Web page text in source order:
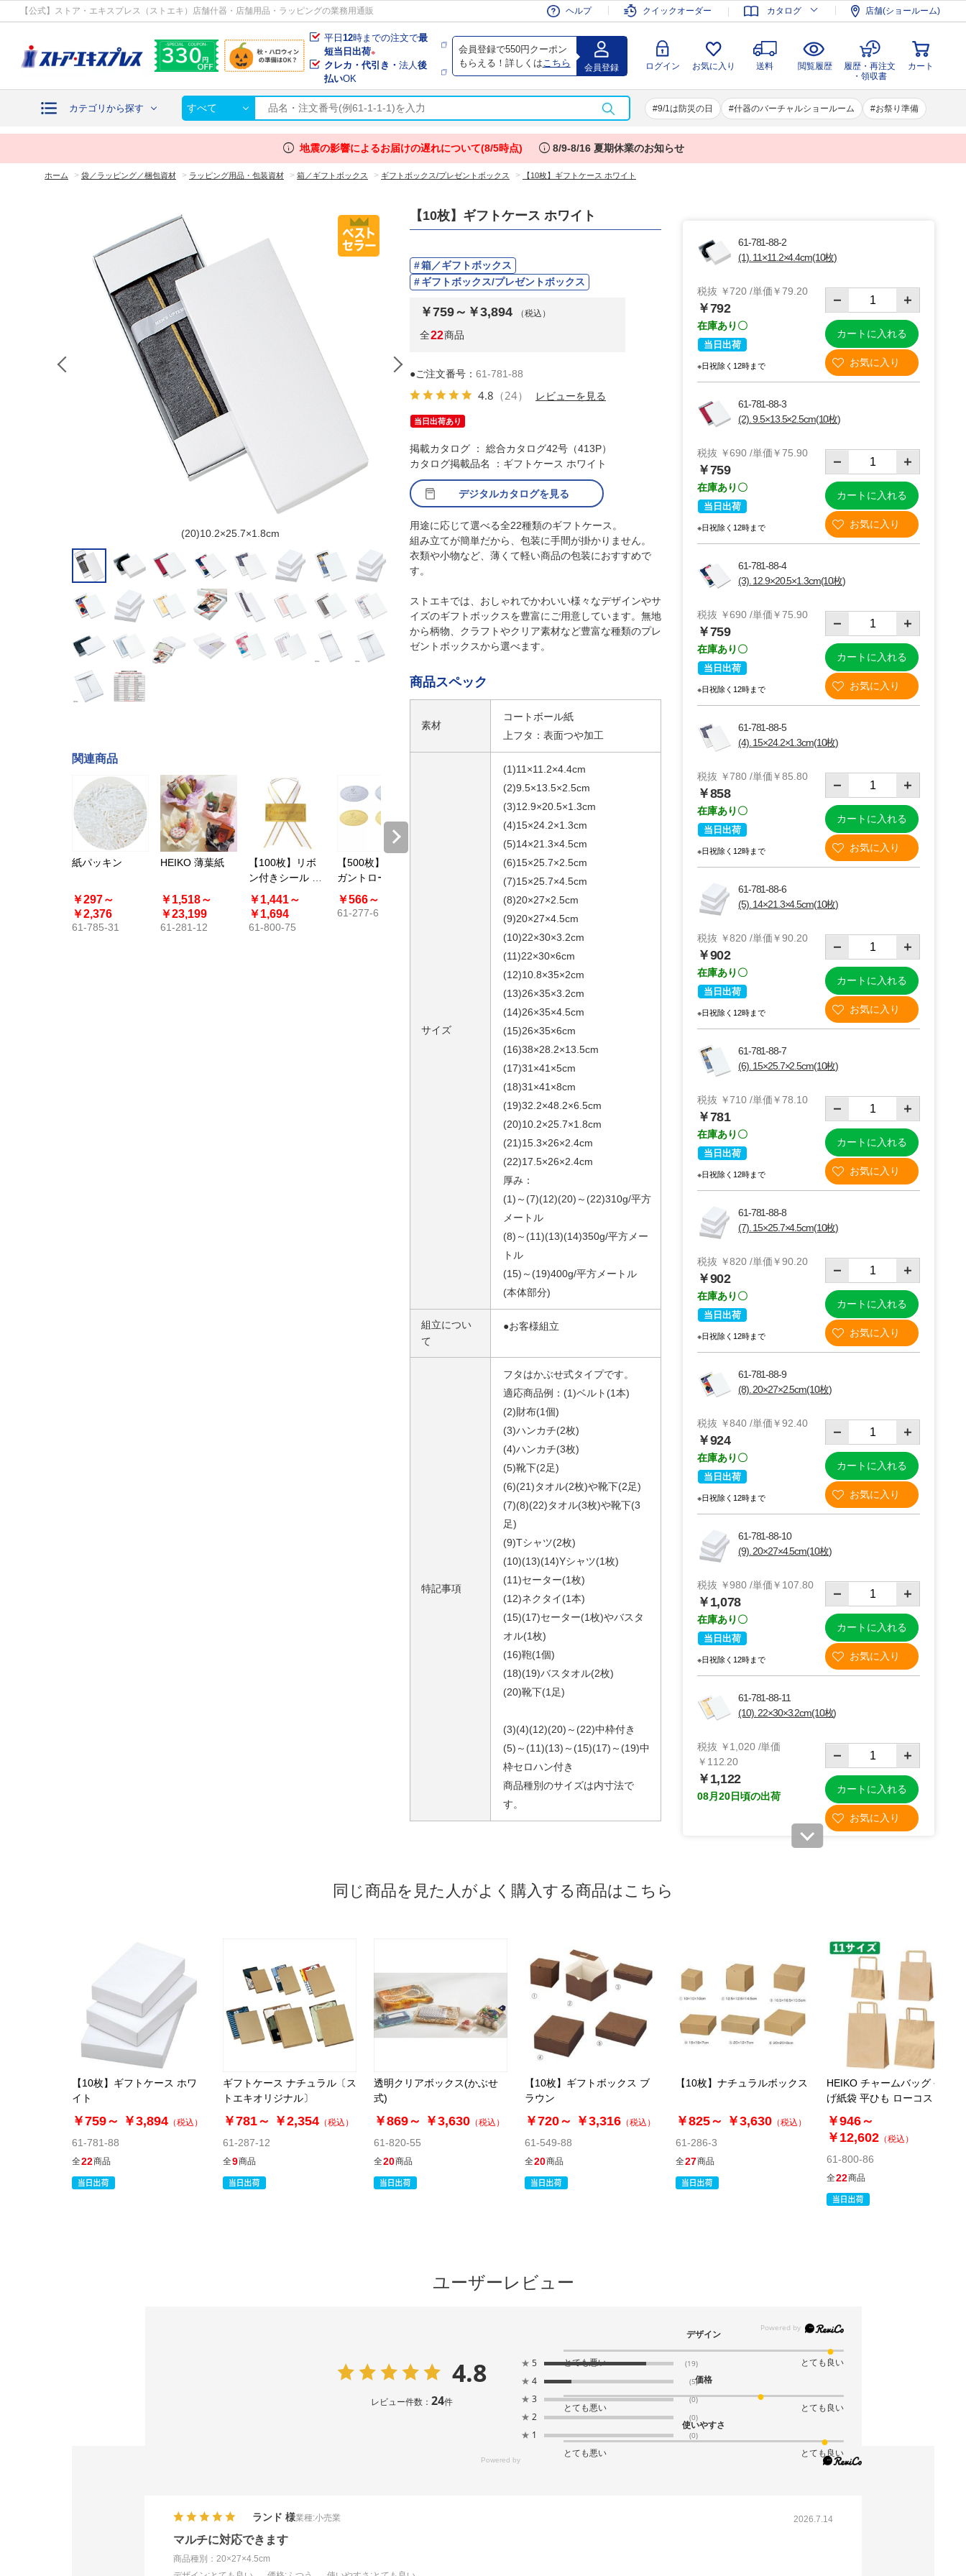
【公式】ストア・エキスプレス（ストエキ）店舗什器・店舗用品・ラッピングの業務用通販 ヘルプ クイックオーダー カタログ 店舗(ショールーム)
平日12時までの注文で最
短当日出荷※
クレカ・代引き・法人後
払いOK
会員登録で550円クーポン
もらえる！詳しくは こちら 会員登録 ログイン お気に入り 送料 閲覧履歴
履歴・再注文
・領収書
カート
カテゴリから探す すべて 9/1は防災の日 什器のバーチャルショールーム お祭り準備
会員登録 ログイン お気に入り 送料 閲覧履歴
履歴・再注文
・領収書
カート
info 地震の影響によるお届けの遅れについて(8/5時点) info 8/9-8/16 夏期休業のお知らせ
ホーム > 袋／ラッピング／梱包資材 > ラッピング用品・包装資材 > 箱／ギフトボックス > ギフトボックス/プレゼントボックス > 【10枚】ギフトケース ホワイト
(20)10.2×25.7×1.8cm (1)11×11.2×4.4cm (2)9.5×13.5×2.5cm
関連商品
紙パッキン
￥297～
￥2,376
61-785-31
HEIKO 薄葉紙
￥1,518～
￥23,199
61-281-12
【100枚】リボ
ン付きシール ベ
ーシック〔スト
エキオリジナ
ル〕
￥1,441～
￥1,694
61-800-75
【500枚】エレ
ガントロールシ
ール メタリック
￥566～
61-277-6
包装紙 筋入クラ
フト
￥3,432～
￥32,604
61-279-7
￥236～ ￥544
61-812-7
【10個】サテン
タグ ゴールド
￥737～￥907
61-812-16
【10枚】ギフトケース ホワイト
箱／ギフトボックス
ギフトボックス/プレゼントボックス
￥759～￥3,894 （税込）
全22商品
●ご注文番号： 61-781-88
4.8 （24） レビューを見る
当日出荷あり
掲載カタログ ： 総合カタログ42号（413P）
デジタルカタログを見る
カタログ掲載品名 ：ギフトケース ホワイト
用途に応じて選べる全22種類のギフトケース。
組み立てが簡単だから、包装に手間が掛かりません。
衣類や小物など、薄くて軽い商品の包装におすすめで
す。
ストエキでは、おしゃれでかわいい様々なデザインやサ
イズのギフトボックスを豊富にご用意しています。無地
から柄物、クラフトやクリア素材など豊富な種類のプレ
ゼントボックスから選べます。
商品スペック
素材
コートボール紙
上フタ：表面つや加工
サイズ
(1)11×11.2×4.4cm
(2)9.5×13.5×2.5cm
(3)12.9×20.5×1.3cm
(4)15×24.2×1.3cm
(5)14×21.3×4.5cm
(6)15×25.7×2.5cm
(7)15×25.7×4.5cm
(8)20×27×2.5cm
(9)20×27×4.5cm
(10)22×30×3.2cm
(11)22×30×6cm
(12)10.8×35×2cm
(13)26×35×3.2cm
(14)26×35×4.5cm
(15)26×35×6cm
(16)38×28.2×13.5cm
(17)31×41×5cm
(18)31×41×8cm
(19)32.2×48.2×6.5cm
(20)10.2×25.7×1.8cm
(21)15.3×26×2.4cm
(22)17.5×26×2.4cm
厚み：
(1)～(7)(12)(20)～(22)310g/平方
メートル
(8)～(11)(13)(14)350g/平方メー
トル
(15)～(19)400g/平方メートル
(本体部分)
組立につい
て
●お客様組立
特記事項
フタはかぶせ式タイプです。
適応商品例：(1)ベルト(1本)
(2)財布(1個)
(3)ハンカチ(2枚)
(4)ハンカチ(3枚)
(5)靴下(2足)
(6)(21)タオル(2枚)や靴下(2足)
(7)(8)(22)タオル(3枚)や靴下(3
足)
(9)Tシャツ(2枚)
(10)(13)(14)Yシャツ(1枚)
(11)セーター(1枚)
(12)ネクタイ(1本)
(15)(17)セーター(1枚)やバスタ
オル(1枚)
(16)鞄(1個)
(18)(19)バスタオル(2枚)
(20)靴下(1足)
(3)(4)(12)(20)～(22)中枠付き
(5)～(11)(13)～(15)(17)～(19)中
枠セロハン付き
商品種別のサイズは内寸法で
す。
61-781-88-2
(1). 11×11.2×4.4cm(10枚)
税抜 ￥720 /単価￥79.20
￥792
在庫あり〇
当日出荷
※日祝除く12時まで
カートに入れる
61-781-88-3
(2). 9.5×13.5×2.5cm(10枚)
税抜 ￥690 /単価￥75.90
￥759
在庫あり〇
当日出荷
※日祝除く12時まで
カートに入れる
61-781-88-4
(3). 12.9×20.5×1.3cm(10枚)
税抜 ￥690 /単価￥75.90
￥759
在庫あり〇
当日出荷
※日祝除く12時まで
カートに入れる
61-781-88-5
(4). 15×24.2×1.3cm(10枚)
税抜 ￥780 /単価￥85.80
￥858
在庫あり〇
当日出荷
※日祝除く12時まで
カートに入れる
61-781-88-6
(5). 14×21.3×4.5cm(10枚)
税抜 ￥820 /単価￥90.20
￥902
在庫あり〇
当日出荷
※日祝除く12時まで
カートに入れる
61-781-88-7
(6). 15×25.7×2.5cm(10枚)
税抜 ￥710 /単価￥78.10
￥781
在庫あり〇
当日出荷
※日祝除く12時まで
カートに入れる
61-781-88-8
(7). 15×25.7×4.5cm(10枚)
税抜 ￥820 /単価￥90.20
￥902
在庫あり〇
当日出荷
※日祝除く12時まで
カートに入れる
61-781-88-9
(8). 20×27×2.5cm(10枚)
税抜 ￥840 /単価￥92.40
￥924
在庫あり〇
当日出荷
※日祝除く12時まで
カートに入れる
61-781-88-10
(9). 20×27×4.5cm(10枚)
税抜 ￥980 /単価￥107.80
￥1,078
在庫あり〇
当日出荷
※日祝除く12時まで
カートに入れる
61-781-88-11
(10). 22×30×3.2cm(10枚)
税抜 ￥1,020 /単価
￥112.20
￥1,122
08月20日頃の出荷
カートに入れる
当日出荷
※日祝除く12時まで
カートに入れる
61-781-88-13
(12). 10.8×35×2cm(10枚)
税抜 ￥960 /単価￥105.60
在庫あり〇
※日祝除く12時まで
カートに入れる
※日祝除く12時まで
税抜 ￥1,300 /単価
￥143.00
カートに入れる
同じ商品を見た人がよく購入する商品はこちら
【10枚】ギフトケース ホワ
イト
￥759～ ￥3,894 （税込）
61-781-88
全22商品
ギフトケース ナチュラル〔ス
トエキオリジナル〕
￥781～ ￥2,354 （税込）
61-287-12
全9商品
透明クリアボックス(かぶせ
式)
￥869～ ￥3,630 （税込）
61-820-55
全20商品
【10枚】ギフトボックス ブ
ラウン
￥720～ ￥3,316 （税込）
61-549-88
全20商品
【10枚】ナチュラルボックス
￥825～ ￥3,630 （税込）
61-286-3
全27商品
HEIKO チャームバッグ 手提
げ紙袋 平ひも ローコストタ
イプ 茶無地
￥946～
￥12,602 （税込）
61-800-86
全22商品
ユーザーレビュー
4.8
レビュー件数： 24件
★ 5 (19)
★ 4 (5)
★ 3 (0)
★ 2 (0)
★ 1 (0)
デザイン
とても悪い
とても良い
価格
とても悪い
とても良い
使いやすさ
とても悪い とても良い
2026.7.14
マルチに対応できます
商品種別：20×27×4.5cm
ランド 業種:小売業